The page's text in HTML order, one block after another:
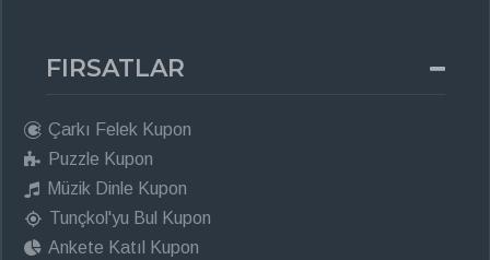
FIRSATLAR
Çarkı Felek Kupon
Puzzle Kupon
Müzik Dinle Kupon
Tunçkol'yu Bul Kupon
Ankete Katıl Kupon